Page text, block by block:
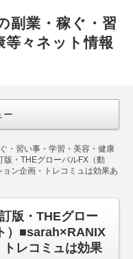
副業・稼ぐ・習
等々ネット情報
ー
・習い事・学習・美容・健康
版・THEグローバルFX（動
ン企画・トレコミュは効果あ
版・THEグロー
）■sarah×RANIX
レコミュは効果